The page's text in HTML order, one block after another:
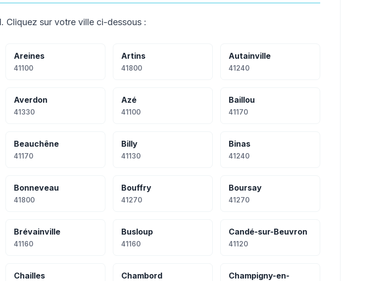
Cliquez sur votre ville ci-dessous :
Areines
41100
Artins
41800
Autainville
41240
Averdon
41330
Azé
41100
Baillou
41170
Beauchêne
41170
Billy
41130
Binas
41240
Bonneveau
41800
Bouffry
41270
Boursay
41270
Brévainville
41160
Busloup
41160
Candé-sur-Beuvron
41120
Chailles Chambord
Champigny-en-